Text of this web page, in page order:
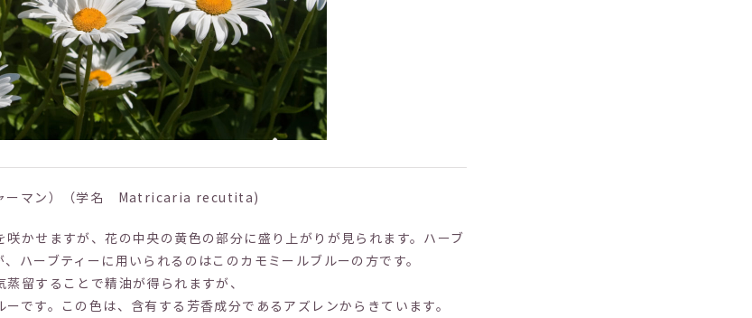
ャーマン）（学名 Matricaria recutita)
かせますが、花の中央の黄色の部分に盛り上がりが見られます。ハーブ
ハーブティーに用いられるのはこのカモミールブルーの方です。
留することで精油が得られますが、
です。この色は、含有する芳香成分であるアズレンからきています。